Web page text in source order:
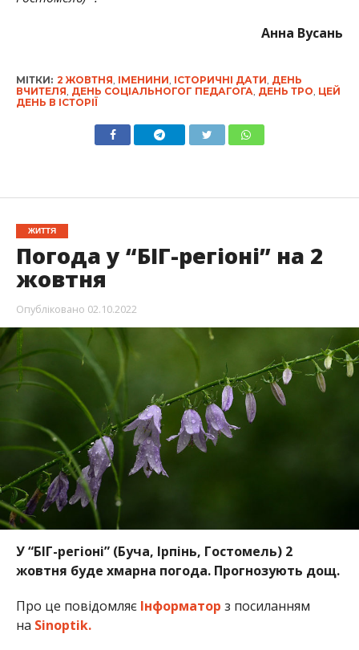
Анна Вусань
МІТКИ: 2 ЖОВТНЯ, ІМЕНИНИ, ІСТОРИЧНІ ДАТИ, ДЕНЬ
ВЧИТЕЛЯ, ДЕНЬ СОЦІАЛЬНОГОГ ПЕДАГОГА, ДЕНЬ ТРО, ЦЕЙ
ДЕНЬ В ІСТОРІЇ
ЖИТТЯ
Погода у “БІГ-регіоні” на 2
жовтня
Опубліковано 02.10.2022
У “БІГ-регіоні” (Буча, Ірпінь, Гостомель) 2
жовтня буде хмарна погода. Прогнозують дощ.
Про це повідомляє Інформатор з посиланням
на Sinoptik.